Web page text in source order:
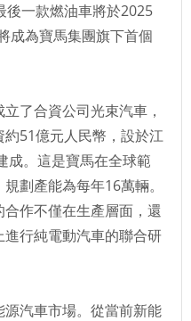
後一款燃油車將於2025
成為寶馬集團旗下首個
了合資公司光束汽車，
51億元人民幣，設於江
成。這是寶馬在全球範
劃產能為每年16萬輛。
作不僅在生產層面，還
行純電動汽車的聯合研
汽車市場。從當前新能